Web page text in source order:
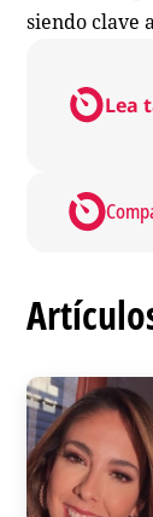
siendo clave
Lea